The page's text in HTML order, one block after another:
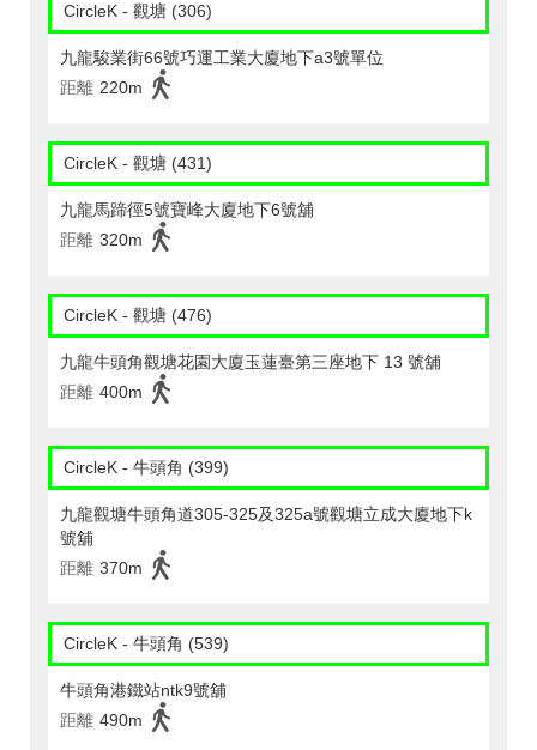
CircleK - 觀塘 (306)
九龍駿業街66號巧運工業大廈地下a3號單位
距離 220m
CircleK - 觀塘 (431)
九龍馬蹄徑5號寶峰大廈地下6號舖
距離 320m
CircleK - 觀塘 (476)
九龍牛頭角觀塘花園大廈玉蓮臺第三座地下 13 號舖
距離 400m
CircleK - 牛頭角 (399)
九龍觀塘牛頭角道305-325及325a號觀塘立成大廈地下k
號舖
距離 370m
CircleK - 牛頭角 (539)
牛頭角港鐵站ntk9號舖
距離 490m